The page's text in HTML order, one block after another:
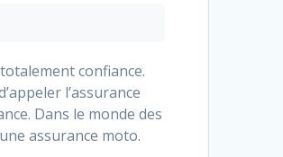
confiance.
l’assurance
Dans le monde des
assurance moto.